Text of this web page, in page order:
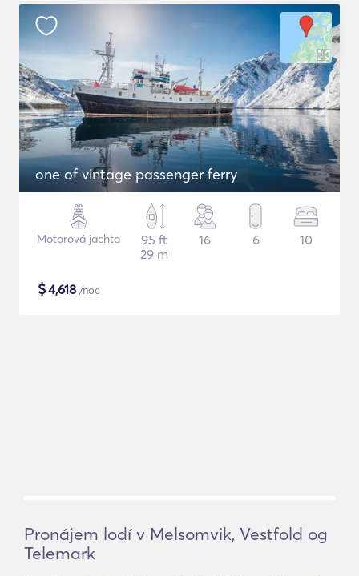
one of vintage passenger ferry
Motorová jachta
95 ft
29 m
16 6 10
$4,618 /noc
Pronájem lodí v Melsomvik, Vestfold og
Telemark